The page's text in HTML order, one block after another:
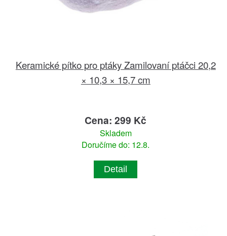
Keramické pítko pro ptáky Zamilovaní ptáčci 20,2
× 10,3 × 15,7 cm
Cena: 299 Kč
Skladem
Doručíme do: 12.8.
Detail